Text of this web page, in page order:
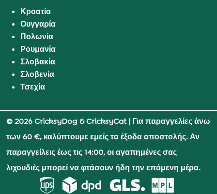
Κροατία
Ουγγαρία
Πολωνία
Ρουμανία
Σλοβακία
Σλοβενία
Τσεχία
© 2026 CricksyDog & CricksyCat| Για παραγγελίες άνω
των 60 €, καλύπτουμε εμείς τα έξοδα αποστολής. Αν
παραγγείλεις έως τις 14:00, οι αγαπημένες σας
λιχουδιές μπορεί να φτάσουν ήδη την επόμενη μέρα.